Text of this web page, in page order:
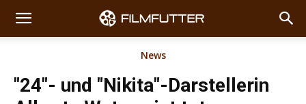
News
"24"- und "Nikita"-Darstellerin